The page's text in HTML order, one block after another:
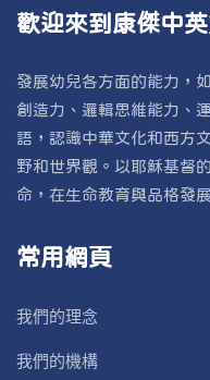
歡迎來到康傑中
發展幼兒各方面的能力，
創造力、邏輯思維能力、
語，認識中華文化和西方
野和世界觀。以耶穌基督
命，在生命教育與品格發
常用網頁
我們的理念
我們的機構